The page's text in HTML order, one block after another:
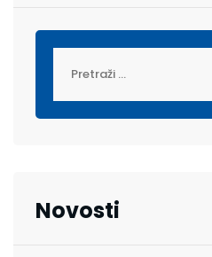
Novosti